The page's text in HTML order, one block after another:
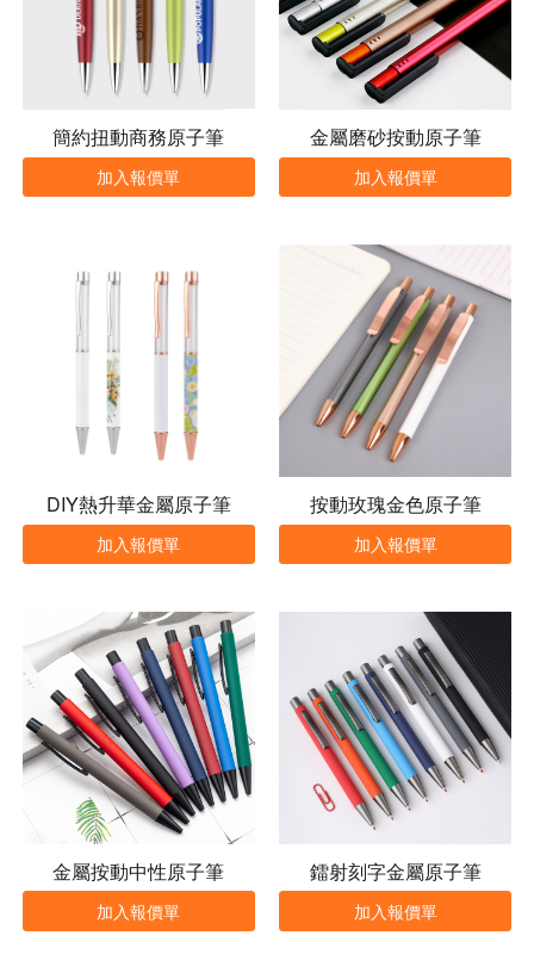
簡約扭動商務原子筆
加入報價單
金屬磨砂按動原子筆
加入報價單
DIY熱升華金屬原子筆
加入報價單
按動玫瑰金色原子筆
加入報價單
金屬按動中性原子筆
加入報價單
鐳射刻字金屬原子筆
加入報價單